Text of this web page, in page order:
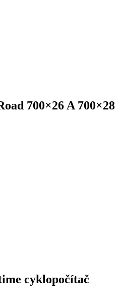
700×26 A 700×28
cyklopočítač